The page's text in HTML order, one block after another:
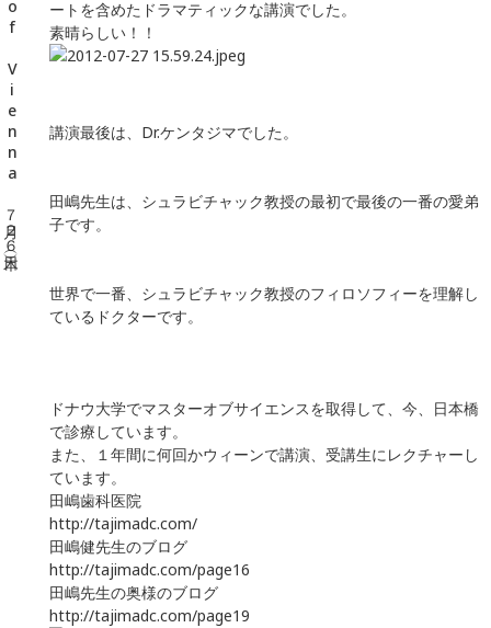
ートを含めたドラマティックな講演でした。
素晴らしい！！
講演最後は、Dr.ケンタジマでした。
田嶋先生は、シュラビチャック教授の最初で最後の一番の愛弟
子です。
世界で一番、シュラビチャック教授のフィロソフィーを理解し
ているドクターです。
ドナウ大学でマスターオブサイエンスを取得して、今、日本橋
で診療しています。
また、１年間に何回かウィーンで講演、受講生にレクチャーし
ています。
田嶋歯科医院
http://tajimadc.com/
田嶋健先生のブログ
http://tajimadc.com/page16
田嶋先生の奥様のブログ
http://tajimadc.com/page19